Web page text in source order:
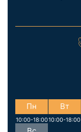
Пн
10:00-18:00
Вт
10:00-18:00